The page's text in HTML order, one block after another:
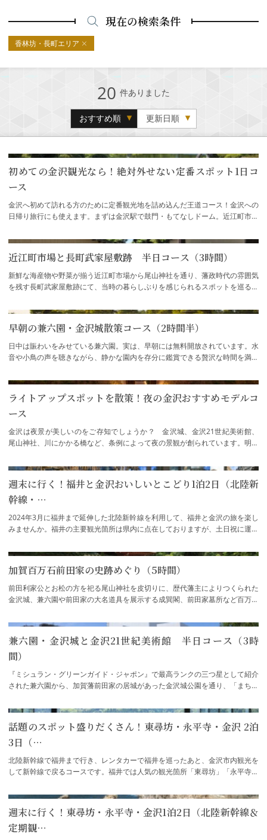
現在の検索条件
香林坊・長町エリア
20 件ありました
おすすめ順 更新日順
初めての金沢観光なら！絶対外せない定番スポット1日コ
ース
金沢へ初めて訪れる方のために定番観光地を詰め込んだ王道コース！金沢への
日帰り旅行にも使えます。まずは金沢駅で鼓門・もてなしドーム。近江町市場
近江町市場と長町武家屋敷跡 半日コース（3時間）
新鮮な海産物や野菜が揃う近江町市場から尾山神社を通り、藩政時代の雰囲気
を残す長町武家屋敷跡にて、当時の暮らしぶりを感じられるスポットを巡るコ
早朝の兼六園・金沢城散策コース（2時間半）
日中は賑わいをみせている兼六園。実は、早朝には無料開放されています。水
音や小鳥の声を聴きながら、静かな園内を存分に鑑賞できる贅沢な時間を満喫
ライトアップスポットを散策！夜の金沢おすすめモデルコ
ース
金沢は夜景が美しいのをご存知でしょうか？ 金沢城、金沢21世紀美術館、
尾山神社、川にかかる橋など、条例によって夜の景観が創られています。明る
週末に行く！福井と金沢おいしいとこどり1泊2日（北陸新
幹線・…
2024年3月に福井まで延伸した北陸新幹線を利用して、福井と金沢の旅を楽し
みませんか。福井の主要観光箇所は県内に点在しておりますが、土日祝に運行
加賀百万石前田家の史跡めぐり（5時間）
前田利家公とお松の方を祀る尾山神社を皮切りに、歴代藩主によりつくられた
金沢城、兼六園や前田家の大名道具を展示する成巽閣、前田家墓所など百万石
兼六園・金沢城と金沢21世紀美術館 半日コース（3時
間）
『ミシュラン・グリーンガイド・ジャポン』で最高ランクの三つ星として紹介
された兼六園から、加賀藩前田家の居城があった金沢城公園を通り、「まちに
話題のスポット盛りだくさん！東尋坊・永平寺・金沢 2泊
3日（…
北陸新幹線で福井まで行き、レンタカーで福井を巡ったあと、金沢市内観光を
して新幹線で戻るコースです。福井では人気の観光箇所「東尋坊」「永平寺」
週末に行く！東尋坊・永平寺・金沢1泊2日（北陸新幹線＆
定期観…